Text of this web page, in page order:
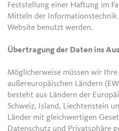
Feststellung einer Haftung im
Mitteln der Informationstechnik
Website benutzt werden.
Übertragung der Daten ins
Möglicherweise müssen wir
außereuropäischen Ländern
besteht aus Ländern der
Schweiz, Island, Liechtenstein
Länder mit gleichwertigen
Datenschutz und Privatsphäre